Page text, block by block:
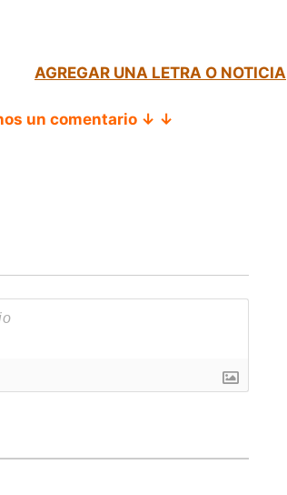
AGREGAR UNA LETRA O NOTICIA
un comentario ↓ ↓